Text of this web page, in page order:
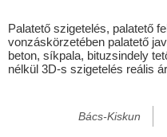
Aszaló
Baktakék
Palatető szigetelés, palatető
vonzáskörzetében palatető
beton, síkpala, bituzsindely
nélkül 3D-s szigetelés reális
Bács-Kiskun